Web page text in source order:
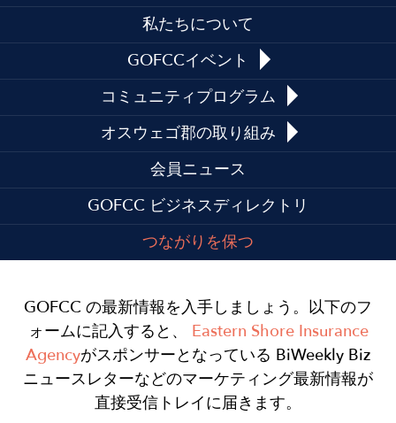
私たちについて
GOFCCイベント
コミュニティプログラム
オスウェゴ郡の取り組み
会員ニュース
GOFCC ビジネスディレクトリ
つながりを保つ
GOFCC の最新情報を入手しましょう。以下のフ
ォームに記入すると、 Eastern Shore Insurance
Agencyがスポンサーとなっている BiWeekly Biz
ニュースレターなどのマーケティング最新情報が
直接受信トレイに届きます。